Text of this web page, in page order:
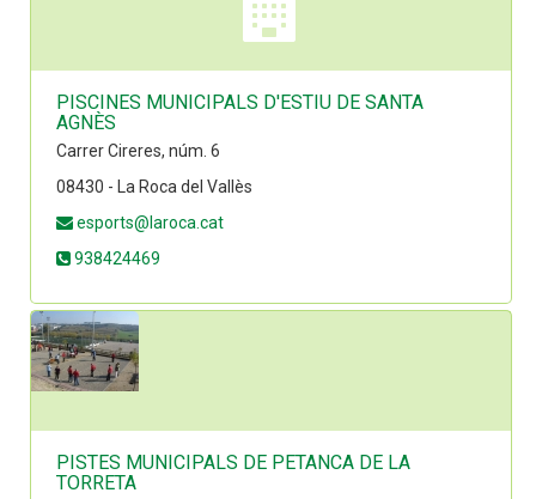
PISCINES MUNICIPALS D'ESTIU DE SANTA
AGNÈS
Carrer Cireres, núm. 6
08430 - La Roca del Vallès
esports@laroca.cat
938424469
PISTES MUNICIPALS DE PETANCA DE LA
TORRETA